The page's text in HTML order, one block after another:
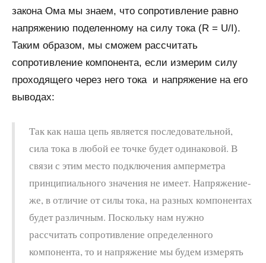
закона Ома мы знаем, что сопротивление равно
напряжению поделенному на силу тока (R = U/I).
Таким образом, мы сможем рассчитать
сопротивление компонента, если измерим силу
проходящего через него тока и напряжение на его
выводах:
Так как наша цепь является последовательной,
сила тока в любой ее точке будет одинаковой. В
связи с этим место подключения амперметра
принципиального значения не имеет. Напряжение-
же, в отличие от силы тока, на разных компонентах
будет различным. Поскольку нам нужно
рассчитать сопротивление определенного
компонента, то и напряжение мы будем измерять